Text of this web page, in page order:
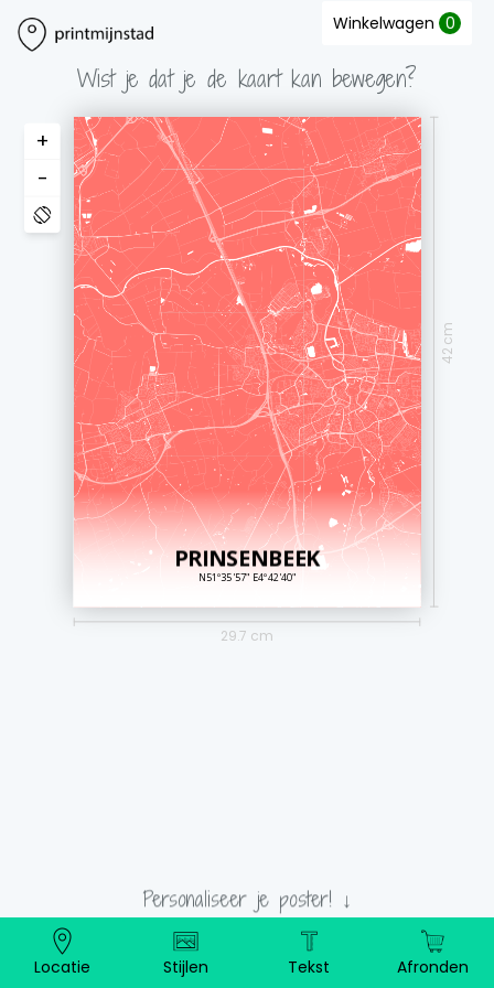
Locatie Stijlen Tekst Afronden
Personaliseer je poster! ↓
Winkelwagen 0
+
-
42 cm
29.7 cm
PRINSENBEEK
N51º35'57" E4º42'40"
Wist je dat je de kaart kan bewegen?